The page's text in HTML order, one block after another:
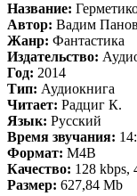
Название:
Автор: Вадим Панов
Жанр: Фантастика
Издательство:
Год: 2014
Тип: Аудиокнига
Читает: Радциг К.
Язык: Русский
Время звучания:
Формат: M4B
Качество: 128 kbps,
Размер: 627,84 Mb